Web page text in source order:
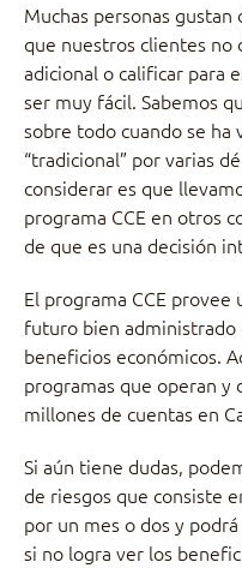
Muchas personas
que nuestros clientes
adicional o calificar para
ser muy fácil. Sabemos
sobre todo cuando se ha
“tradicional” por varias
considerar es que
programa CCE en otros
de que es una decisión
El programa CCE provee
futuro bien administrado
beneficios económicos.
programas que operan y
millones de cuentas en
Si aún tiene dudas,
de riesgos que consiste
por un mes o dos y
si no logra ver los